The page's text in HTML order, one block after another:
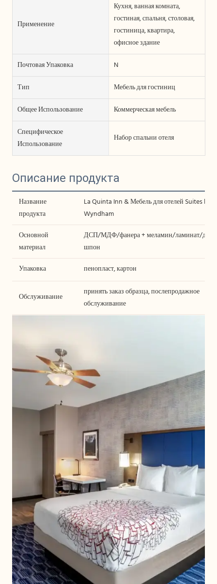
Применение
Кухня, ванная комната,
гостиная, спальня, столовая,
гостиница, квартира,
офисное здание
Почтовая Упаковка
N
Тип
Мебель для гостиниц
Общее Использование
Коммерческая мебель
Специфическое
Использование
Набор спальни отеля
Описание продукта
Название
продукта
La Quinta Inn & Мебель для отелей Suites by
Wyndham
Основной
материал
ДСП/МДФ/фанера + меламин/ламинат/
шпон
Упаковка
пенопласт, картон
Обслуживание
принять заказ образца, послепродажное
обслуживание